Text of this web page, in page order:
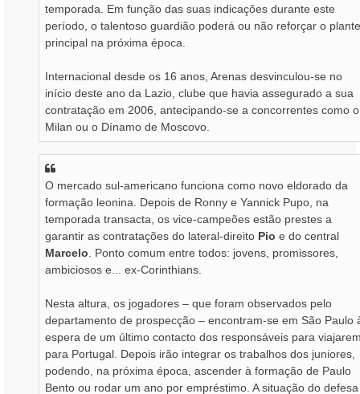
temporada. Em função das suas indicações durante este
período, o talentoso guardião poderá ou não reforçar o
principal na próxima época.
Internacional desde os 16 anos, Arenas desvinculou-se no
início deste ano da Lazio, clube que havia assegurado a sua
contratação em 2006, antecipando-se a concorrentes como o
Milan ou o Dínamo de Moscovo.
O mercado sul-americano funciona como novo eldorado da
formação leonina. Depois de Ronny e Yannick Pupo, na
temporada transacta, os vice-campeões estão prestes a
garantir as contratações do lateral-direito Pio e do central
Marcelo. Ponto comum entre todos: jovens, promissores,
ambiciosos e... ex-Corinthians.
Nesta altura, os jogadores – que foram observados pelo
departamento de prospecção – encontram-se em São Paulo
espera de um último contacto dos responsáveis para
para Portugal. Depois irão integrar os trabalhos dos juniores,
podendo, na próxima época, ascender à formação de Paulo
Bento ou rodar um ano por empréstimo. A situação do defesa